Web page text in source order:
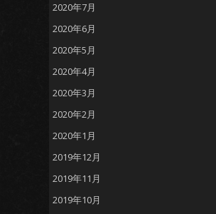
2020年7月
2020年6月
2020年5月
2020年4月
2020年3月
2020年2月
2020年1月
2019年12月
2019年11月
2019年10月